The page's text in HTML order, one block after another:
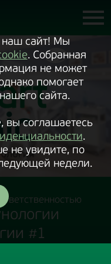
наш сайт! Мы
. Собранная
не может
помогает
сайта.
вы соглашаетесь
.
не увидите, по
недели.
#1